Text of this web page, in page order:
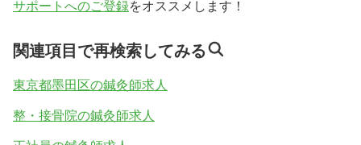
サポートへのご登録をオススメします！
関連項目で再検索してみる
東京都墨田区の鍼灸師求人
整・接骨院の鍼灸師求人